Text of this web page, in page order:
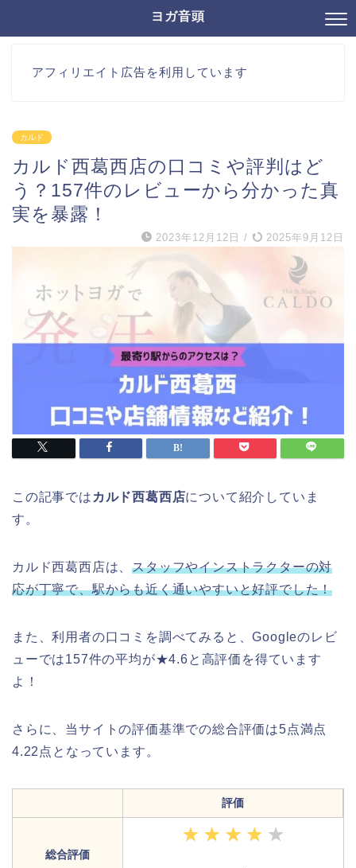
ヨガ音頭
アフィリエイト広告を利用しています
カルド
カルド西葛西店の口コミや評判はど
う？157件のレビューから分かった真
実を暴露！
2023年12月12日 / 2025年9月12日
この記事では カルド西葛西店について紹介していま
す。
カルド西葛西店は、スタッフやインストラクターの対
応が丁寧で、駅からも近く通いやすいと好評でした！
また、利用者の口コミを調べてみると、Googleのレビ
ューでは157件の平均が★4.6と高評価を得ています
よ！
さらに、当サイトの評価基準での総合評価は5点満点
4.22点となっています。
評価
総合評価